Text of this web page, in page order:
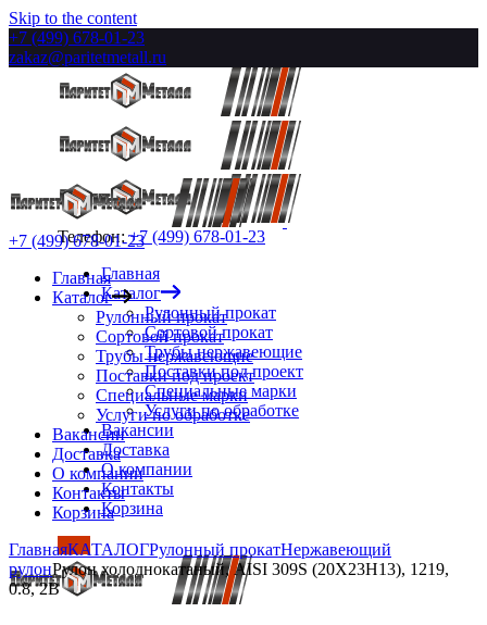
Skip to the content
+7 (499) 678-01-23
zakaz@paritetmetall.ru
Телефон:+7 (499) 678-01-23
Главная
Каталог
Рулонный прокат
Сортовой прокат
Трубы нержавеющие
Поставки под проект
Специальные марки
Услуги по обработке
Вакансии
Доставка
О компании
Контакты
Корзина
+7 (499) 678-01-23
Главная
Каталог
Рулонный прокат
Сортовой прокат
Трубы нержавеющие
Поставки под проект
Специальные марки
Услуги по обработке
Вакансии
Доставка
О компании
Контакты
Корзина
ГлавнаяКАТАЛОГРулонный прокатНержавеющий
рулонРулон холоднокатаный, AISI 309S (20Х23Н13), 1219,
0.8, 2B